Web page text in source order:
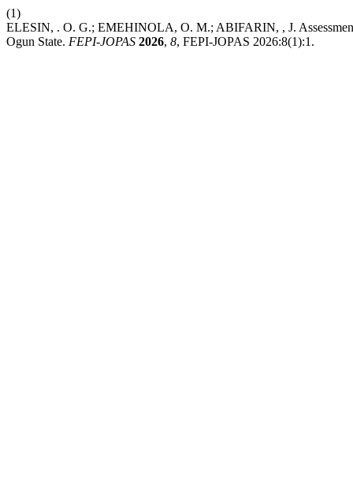
(1)
ELESIN, . O. G.; EMEHINOLA, O. M.; ABIFARIN, , J.
Ogun State. FEPI-JOPAS 2026, 8, FEPI-JOPAS 2026:8(1):1.